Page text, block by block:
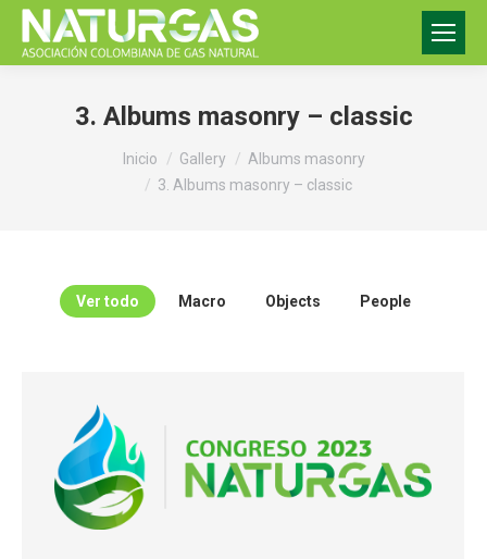
3. Albums masonry – classic
Inicio Gallery
Albums masonry
3. Albums masonry – classic
Ver todo Macro Objects People